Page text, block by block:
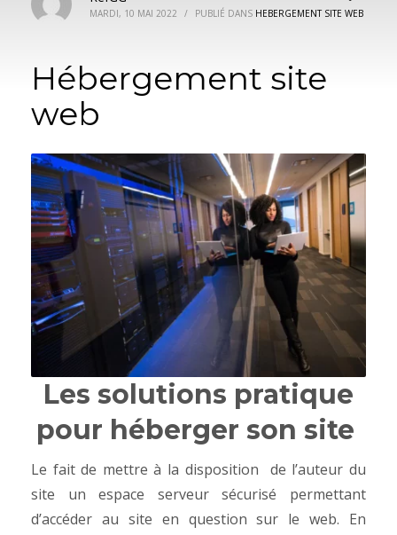
MARDI, 10 MAI 2022 / PUBLIÉ DANS HEBERGEMENT SITE WEB
Hébergement site
web
Les solutions pratique
pour héberger son site
Le fait de mettre à la disposition de l’auteur du
site un espace serveur sécurisé permettant
d’accéder au site en question sur le web. En